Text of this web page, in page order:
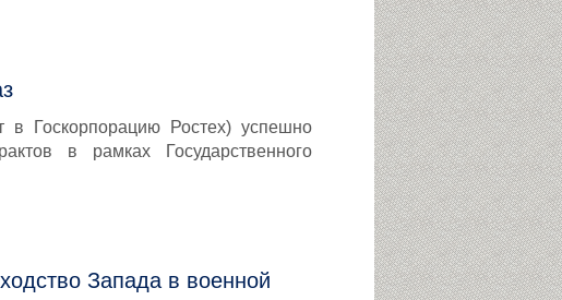
в Госкорпорацию Ростех) успешно
в рамках Государственного
Запада в военной